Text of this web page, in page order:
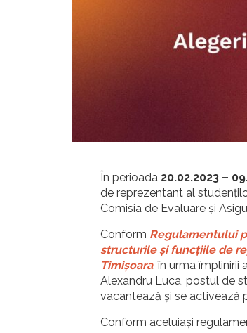
În perioada 20.02.2023 –
de reprezentant al
Comisia de Evaluare și
Conform Regulamentului
structurile și funcțiile de
Timișoara, în urma
Alexandru Luca, postul de
vacantează și se activează
Conform aceluiași